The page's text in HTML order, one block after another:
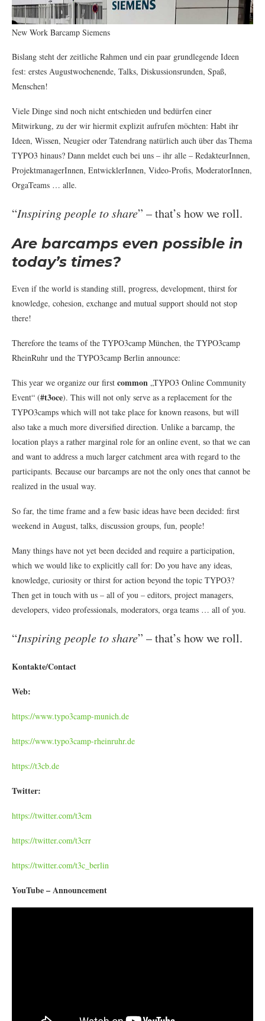
New Work Barcamp Siemens
Bislang steht der zeitliche Rahmen und ein paar grundlegende Ideen
fest: erstes Augustwochenende, Talks, Diskussionsrunden, Spaß,
Menschen!
Viele Dinge sind noch nicht entschieden und bedürfen einer
Mitwirkung, zu der wir hiermit explizit aufrufen möchten: Habt ihr
Ideen, Wissen, Neugier oder Tatendrang natürlich auch über das Thema
TYPO3 hinaus? Dann meldet euch bei uns – ihr alle – RedakteurInnen,
ProjektmanagerInnen, EntwicklerInnen, Video-Profis, ModeratorInnen,
OrgaTeams … alle.
“Inspiring people to share” – that’s how we roll.
Are barcamps even possible in
today’s times?
Even if the world is standing still, progress, development, thirst for
knowledge, cohesion, exchange and mutual support should not stop
there!
Therefore the teams of the TYPO3camp München, the TYPO3camp
RheinRuhr und the TYPO3camp Berlin announce:
This year we organize our first common „TYPO3 Online Community
Event“ (#t3oce). This will not only serve as a replacement for the
TYPO3camps which will not take place for known reasons, but will
also take a much more diversified direction. Unlike a barcamp, the
location plays a rather marginal role for an online event, so that we can
and want to address a much larger catchment area with regard to the
participants. Because our barcamps are not the only ones that cannot be
realized in the usual way.
So far, the time frame and a few basic ideas have been decided: first
weekend in August, talks, discussion groups, fun, people!
Many things have not yet been decided and require a participation,
which we would like to explicitly call for: Do you have any ideas,
knowledge, curiosity or thirst for action beyond the topic TYPO3?
Then get in touch with us – all of you – editors, project managers,
developers, video professionals, moderators, orga teams … all of you.
“Inspiring people to share” – that’s how we roll.
Kontakte/Contact
Web:
https://www.typo3camp-munich.de
https://www.typo3camp-rheinruhr.de
https://t3cb.de
Twitter:
https://twitter.com/t3cm
https://twitter.com/t3crr
https://twitter.com/t3c_berlin
YouTube – Announcement